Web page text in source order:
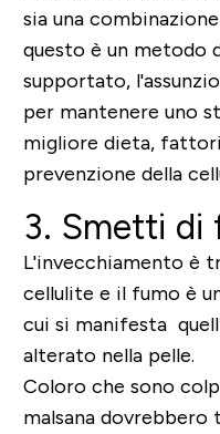
sia una
questo è un metodo
supportato,
per mantenere uno
migliore dieta,
prevenzione della
3. Smetti di
L'invecchiamento è
cellulite e il fumo è
cui si manifesta
alterato nella pelle.
Coloro che sono
malsana